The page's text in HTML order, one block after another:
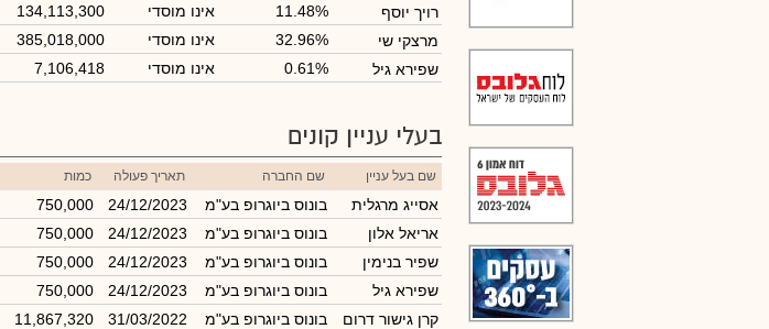
רויך יוסף 11.48% אינו מוסדי 134,113,300
מרצקי שי
32.96% אינו מוסדי 385,018,000
שפירא גיל
0.61% אינו מוסדי 7,106,418
בעלי עניין קונים
שם בעל עניין שם החברה תאריך פעולה כמות
אסייג מרגלית בונוס ביוגרופ בע"מ 24/12/2023
750,000
אריאל אלון
בונוס ביוגרופ בע"מ 24/12/2023
750,000
שפיר בנימין
בונוס ביוגרופ בע"מ 24/12/2023
750,000
שפירא גיל
בונוס ביוגרופ בע"מ 24/12/2023
750,000
קרן גישור דרום
בונוס ביוגרופ בע"מ 31/03/2022
11,867,320